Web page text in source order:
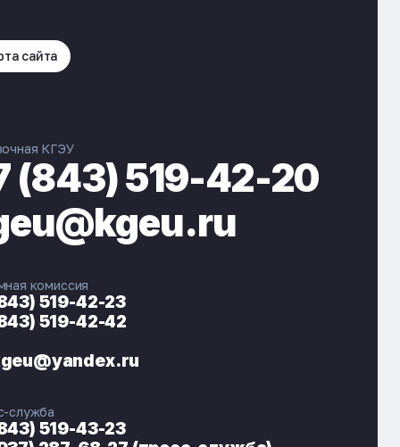
ЭНЕРГОКОД — ПОМОЩНИК КГЭУ
сайта
КГЭУ
(843) 519-42-20
комиссия
519-42-23
519-42-42
служба
519-43-23